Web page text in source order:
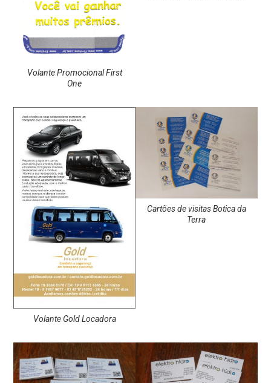
Volante Promocional First
One
Volante Gold Locadora
Cartões de visitas Botica da
Terra